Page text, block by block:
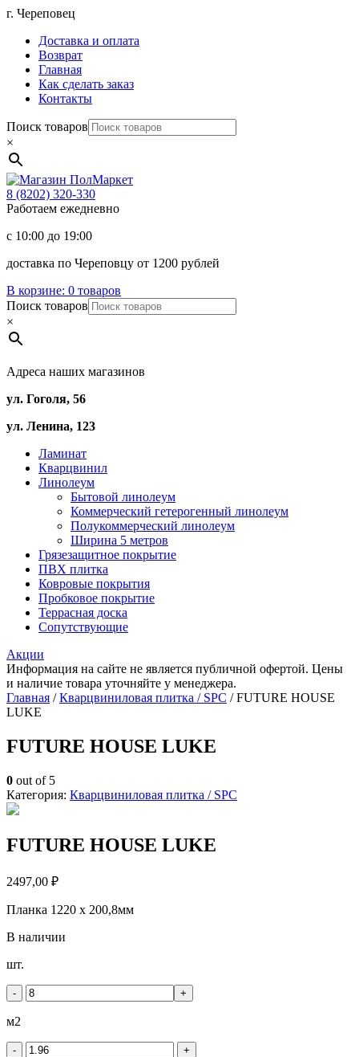
Перейти
содержимому
г. Череповец
Доставка и оплата
Возврат
Главная
Как сделать заказ
Контакты
Поиск товаров
×
Магазин
8 (8202) 320-330
Работаем ежедневно
с 10:00 до 19:00
доставка по Череповцу от 1200 рублей
В корзине: 0 товаров
Поиск товаров
×
Адреса наших магазинов
ул. Гоголя, 56
ул. Ленина, 123
Ламинат
Кварцвинил
Линолеум
Бытовой линолеум
Коммерческий гетерогенный линолеум
Полукоммерческий линолеум
Ширина 5 метров
Грязезащитное покрытие
ПВХ плитка
Ковровые покрытия
Пробковое покрытие
Террасная доска
Сопутствующие
Акции
Информация на сайте не является публичной офертой. Цены
и наличие товара уточняйте у менеджера.
Главная /Кварцвиниловая плитка / SPС / FUTURE HOUSE
LUKE
FUTURE HOUSE LUKE
0 out of 5
Категория: Кварцвиниловая плитка / SPС
FUTURE HOUSE LUKE
2497,00 ₽
Планка 1220 x 200,8мм
В наличии
Количество
FUTURE
LUKE
шт.
- +
м2
- +